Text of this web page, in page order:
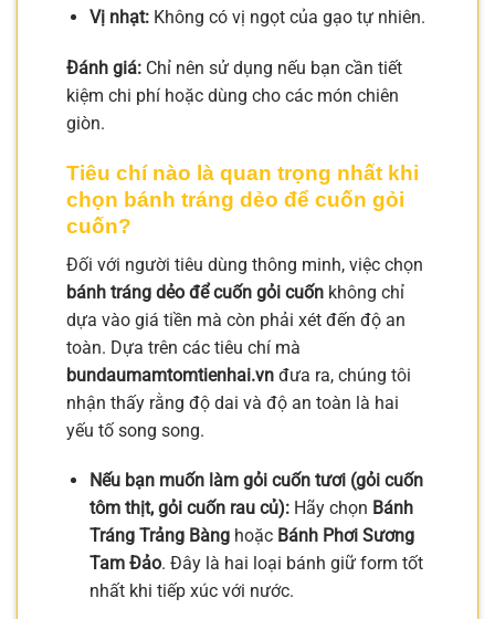
Vị nhạt:Không có vị ngọt của gạo tự nhiên.
Đánh giá: Chỉ nên sử dụng nếu bạn cần tiết
kiệm chi phí hoặc dùng cho các món chiên
giòn.
Tiêu chí nào là quan trọng nhất khi
chọn bánh tráng dẻo để cuốn gỏi
cuốn?
Đối với người tiêu dùng thông minh, việc chọn
bánh tráng dẻo để cuốn gỏi cuốn không chỉ
dựa vào giá tiền mà còn phải xét đến độ an
toàn. Dựa trên các tiêu chí mà
bundaumamtomtienhai.vn đưa ra, chúng tôi
nhận thấy rằng độ dai và độ an toàn là hai
yếu tố song song.
Nếu bạn muốn làm gỏi cuốn tươi (gỏi cuốn
tôm thịt, gỏi cuốn rau củ):Hãy chọn Bánh
Tráng Trảng Bànghoặc Bánh Phơi Sương
Tam Đảo. Đây là hai loại bánh giữ form tốt
nhất khi tiếp xúc với nước.